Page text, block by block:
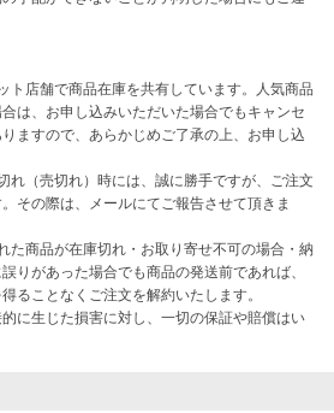
ト店舗で商品在庫を共有しています。人気商品
は、お申し込みいただいた場合でもキャンセ
ますので、あらかじめご了承の上、お申し込
れ（売切れ）時には、誠に勝手ですが、ご注文
その際は、メールにてご報告させて頂きま
た商品が在庫切れ・お取り寄せ不可の場合・納
りがあった場合でも商品の発送前であれば、
ることなくご注文を解約いたします。
に生じた損害に対し、一切の保証や賠償はい